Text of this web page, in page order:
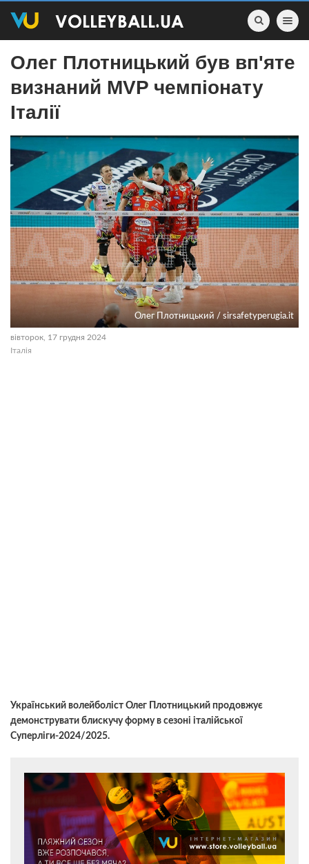
Toggle
Олег Плотницький був вп'яте
визнаний MVP чемпіонату
Італії
Олег Плотницький / sirsafetyperugia.it
вівторок, 17 грудня 2024
Італія
Український волейболіст Олег Плотницький продовжує
демонструвати блискучу форму в сезоні італійської
Суперліги-2024/2025.